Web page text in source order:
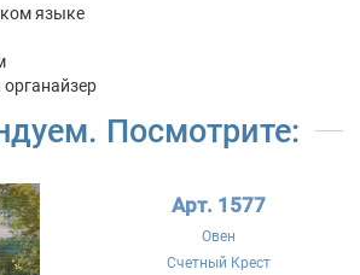
языке
Посмотрите:
Арт. 1577
Овен
Счетный Крест